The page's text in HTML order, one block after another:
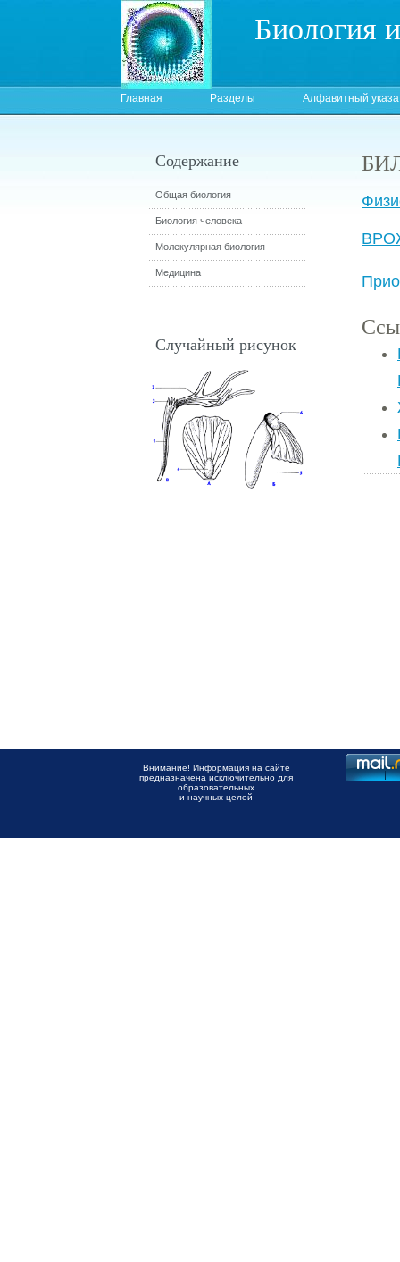
Биология
Главная Разделы Алфавитный
Содержание
Общая биология
Биология человека
Молекулярная биология
Медицина
Случайный рисунок
Внимание! Информация на сайте
предназначена исключительно для
образовательных
и научных целей